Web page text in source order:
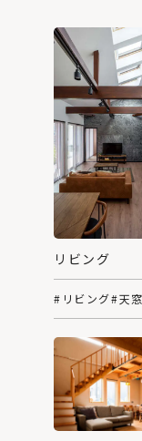
リビング
#リビング#天窓